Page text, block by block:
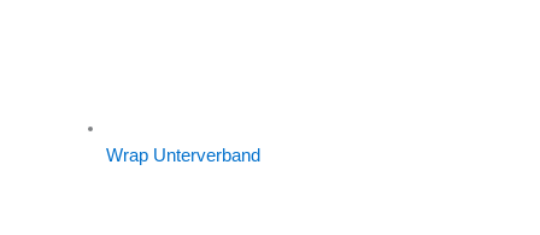
Wrap Unterverband